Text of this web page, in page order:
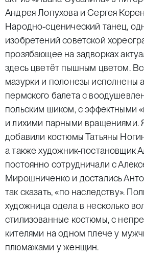
Андрея Лопухова и Сергея
Народно-сценический танец,
изобретений советской
прозябающее на задворках
здесь цветёт пышным цветом.
мазурки и полонезы исполнены
пермского балета с
польским шиком, с эффектными
и лихими парными вращениями.
добавили костюмы Татьяны
а также художник-постановщик
постоянно сотрудничали с
Мирошниченко и достались
так сказать, «по наследству».
художница одела в несколько
стилизованные костюмы, с
кителями на одном плече у
плюмажами у женщин.